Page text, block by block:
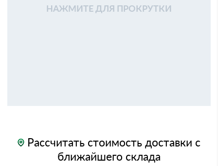
НАЖМИТЕ ДЛЯ ПРОКРУТКИ
Рассчитать стоимость доставки с
ближайшего склада